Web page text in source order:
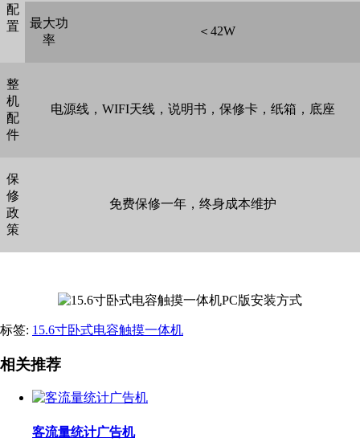
配
置
最大功
率
＜42W
整
机
配
件
电源线，WIFI天线，说明书，保修卡，纸箱，底座
保
修
政
策
免费保修一年，终身成本维护
标签: 15.6寸卧式电容触摸一体机
相关推荐
客流量统计广告机